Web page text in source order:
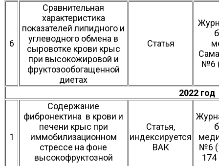
6
Сравнительная
характеристика
показателей липидного и
углеводного обмена в
сыровотке крови крыс
при высокожировой и
фруктозообогащенной
диетах
Статья
№6
2022 год
1
Содержание
фибронектина в крови и
печени крыс при
иммобилизационном
стрессе на фоне
высокофруктозной
Статья,
индексируется
ВАК
№6
174